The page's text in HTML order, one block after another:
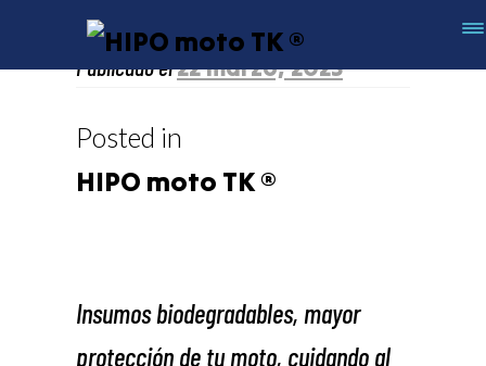
Publicado el22 marzo, 2023
Posted in
HIPO moto TK ®
Insumos biodegradables, mayor
protección de tu moto, cuidando al